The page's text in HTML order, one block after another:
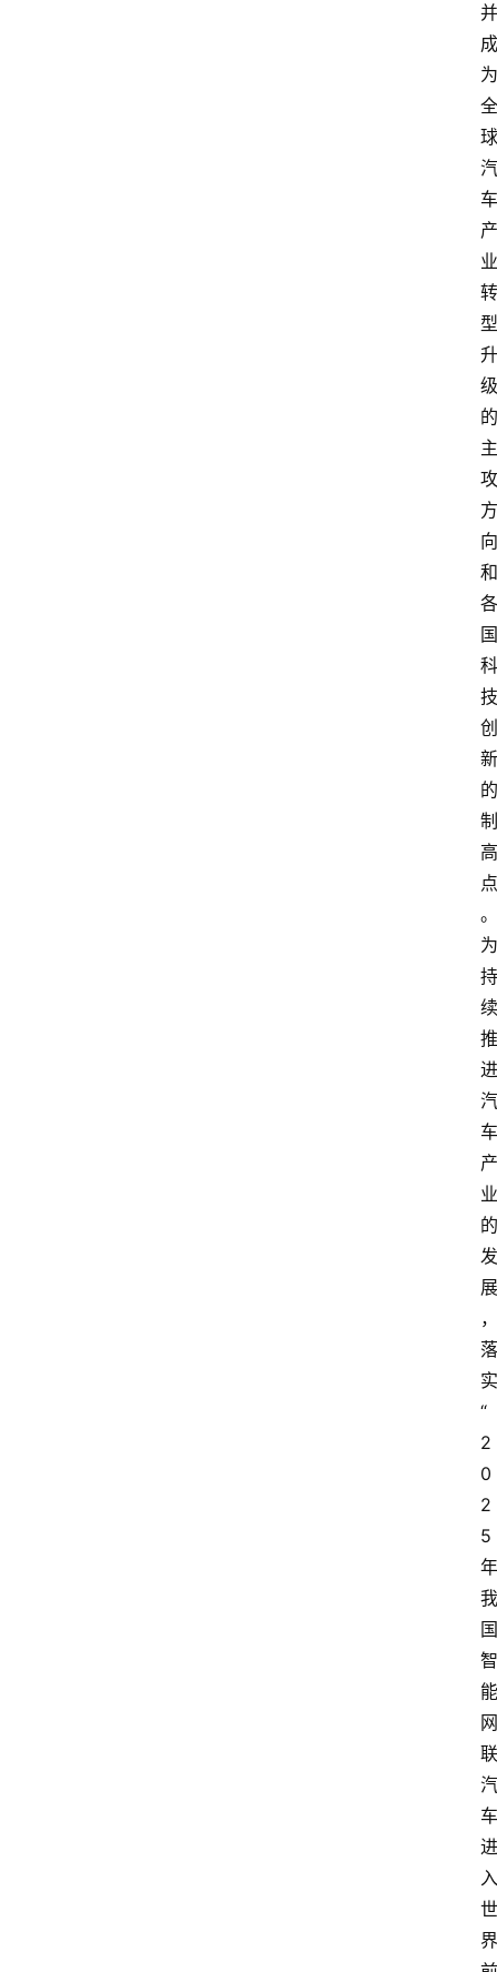
并
成
为
全
球
汽
车
产
业
转
型
升
级
的
主
攻
方
向
和
各
国
科
技
创
新
的
制
高
点
。
为
持
续
推
进
汽
车
产
业
的
发
展
，
落
实
“
2
0
2
5
年
我
国
智
能
网
联
汽
车
进
入
世
界